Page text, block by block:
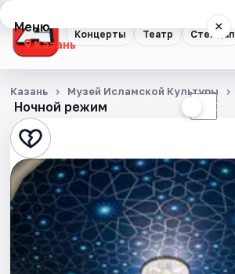
Концерты Театр Стендап
Меню ×
Казань
Концерты
Театр
Стендап
Выставки
Квесты
Экскурсии
Ночной режим ☾
Казань Музей Исламской Культуры